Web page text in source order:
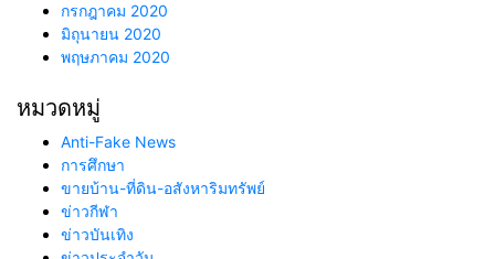
กรกฎาคม 2020
มิถุนายน 2020
พฤษภาคม 2020
หมวดหมู่
Anti-Fake News
การศึกษา
ขายบ้าน-ที่ดิน-อสังหาริมทรัพย์
ข่าวกีฬา
ข่าวบันเทิง